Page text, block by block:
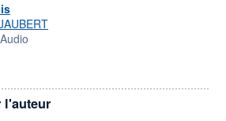
Audio
l'auteur